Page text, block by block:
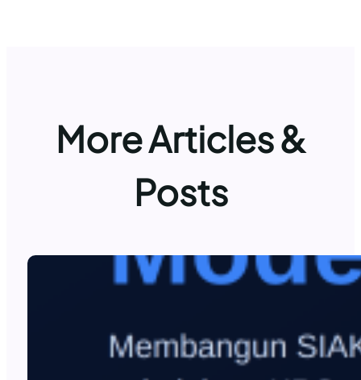
More Articles &
Posts